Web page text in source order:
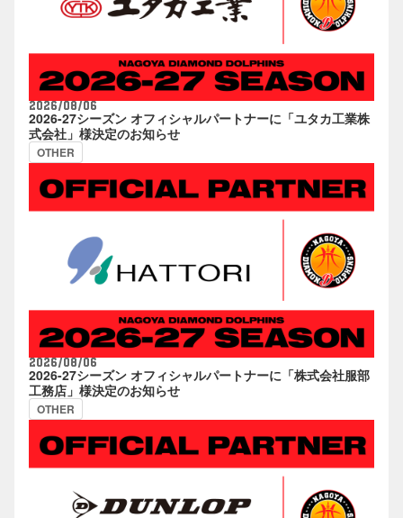
2026/08/06
2026-27シーズン オフィシャルパートナーに「ユタカ工業株
式会社」様決定のお知らせ
OTHER
2026/08/06
2026-27シーズン オフィシャルパートナーに「株式会社服部
工務店」様決定のお知らせ
OTHER